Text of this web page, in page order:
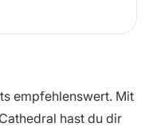
empfehlenswert. Mit
hast du dir